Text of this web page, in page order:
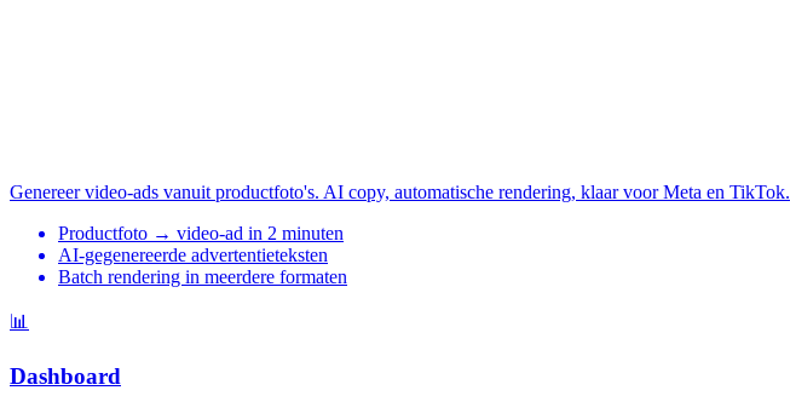
Genereer video-ads vanuit productfoto's. AI copy, automatische rendering, klaar voor Meta en TikTok.
Productfoto → video-ad in 2 minuten
AI-gegenereerde advertentieteksten
Batch rendering in meerdere formaten
📊
Dashboard